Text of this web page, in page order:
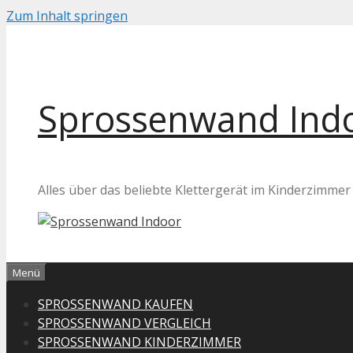
Zum Inhalt springen
Sprossenwand
Alles über das beliebte Klettergerät im Kinderzimmer
Menü
SPROSSENWAND KAUFEN
SPROSSENWAND VERGLEICH
SPROSSENWAND KINDERZIMMER